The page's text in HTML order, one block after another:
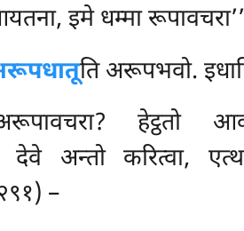
इमे धम्मा
ति अरूपभवो.
हेट्ठतो
देवे अन्तो करित्वा,
–